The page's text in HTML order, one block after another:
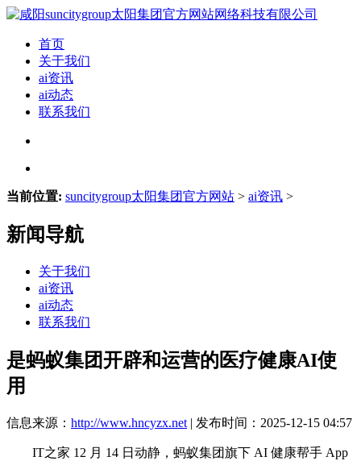
首页
关于我们
ai资讯
ai动态
联系我们
当前位置: suncitygroup太阳集团官方网站 > ai资讯 >
新闻导航
关于我们
ai资讯
ai动态
联系我们
是蚂蚁集团开辟和运营的医疗健康AI使
用
信息来源： http://www.hncyzx.net | 发布时间：2025-12-15 04:57
IT之家 12 月 14 日动静，蚂蚁集团旗下 AI 健康帮手 App